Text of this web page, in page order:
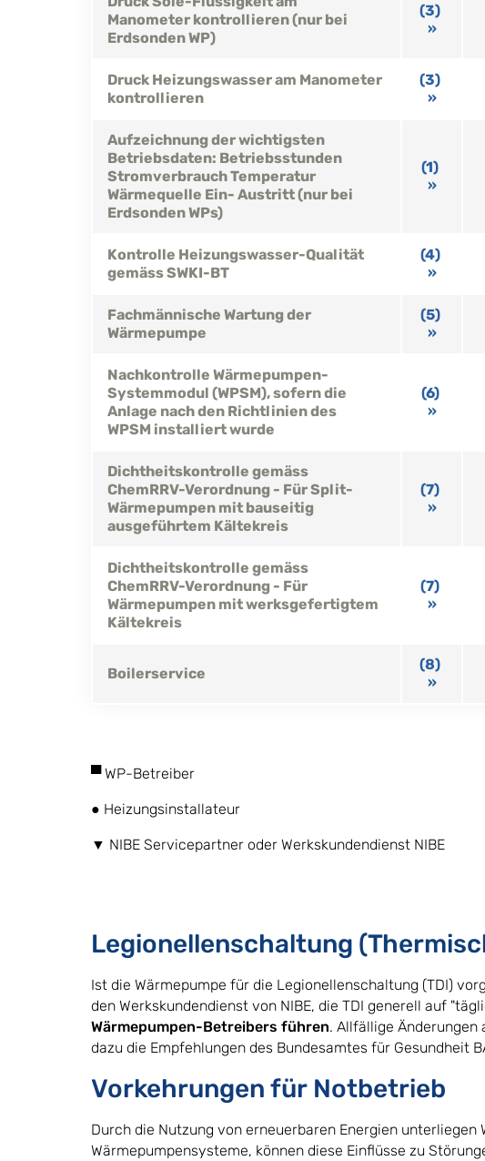
Manometer kontrollieren (nur bei
Erdsonden WP)
(3)
Druck Heizungswasser am Manometer
kontrollieren
(3)
Aufzeichnung der wichtigsten
Betriebsdaten: Betriebsstunden
Stromverbrauch Temperatur
Wärmequelle Ein- Austritt (nur bei
Erdsonden WPs)
(1)
Kontrolle Heizungswasser-Qualität
gemäss SWKI-BT
(4)
Fachmännische Wartung der
Wärmepumpe
(5)
Nachkontrolle Wärmepumpen-
Systemmodul (WPSM), sofern die
Anlage nach den Richtlinien des
WPSM installiert wurde
(6)
Dichtheitskontrolle gemäss
ChemRRV-Verordnung - Für Split-
Wärmepumpen mit bauseitig
ausgeführtem Kältekreis
(7)
Dichtheitskontrolle gemäss
ChemRRV-Verordnung - Für
Wärmepumpen mit werksgefertigtem
Kältekreis
(7)
Boilerservice
(8)
▀ WP-Betreiber
● Heizungsinstallateur
▼ NIBE Servicepartner oder Werkskundendienst NIBE
Legionellenschaltung
Ist die Wärmepumpe für die Legionellenschaltung (TDI)
den Werkskundendienst von NIBE, die TDI generell auf
Wärmepumpen-Betreibers führen. Allfällige
dazu die Empfehlungen des Bundesamtes für Gesundheit
Vorkehrungen für Notbetrieb
Durch die Nutzung von erneuerbaren Energien
Wärmepumpensysteme, können diese Einflüsse zu